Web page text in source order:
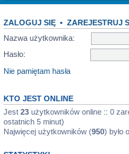
ZALOGUJ SIĘ • ZAREJESTRUJ
Nazwa użytkownika:
Hasło:
Nie pamiętam hasła
KTO JEST ONLINE
Jest 23 użytkowników online :: 0
ostatnich 5 minut)
Najwięcej użytkowników (950) było